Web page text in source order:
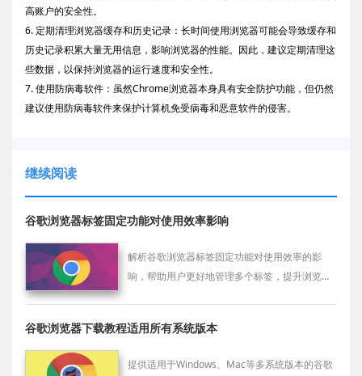
高账户的安全性。
6. 定期清理浏览器缓存和历史记录：长时间使用浏览器可能会导致缓存和
历史记录积累大量无用信息，影响浏览器的性能。因此，建议定期清理这
些数据，以保持浏览器的运行速度和安全性。
7. 使用防病毒软件：虽然Chrome浏览器本身具有安全防护功能，但仍然
建议使用防病毒软件来保护计算机免受病毒和恶意软件的侵害。
继续阅读
谷歌浏览器标签固定功能对使用效率影响
解析谷歌浏览器标签固定功能对使用效率的影
响，帮助用户更好地管理多个标签，提升浏览器
谷歌浏览器下载教程适用所有系统版本
提供适用于Windows、Mac等多系统版本的谷歌